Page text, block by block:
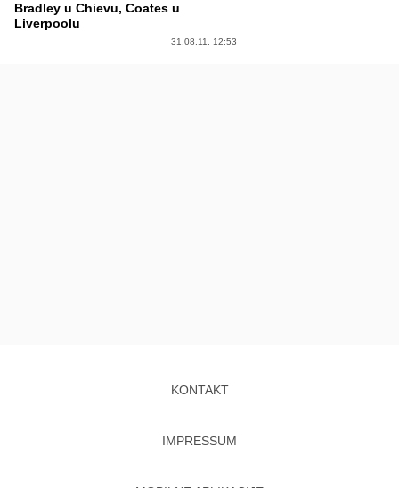
Bradley u Chievu, Coates u
Liverpoolu
31.08.11. 12:53
KONTAKT
IMPRESSUM